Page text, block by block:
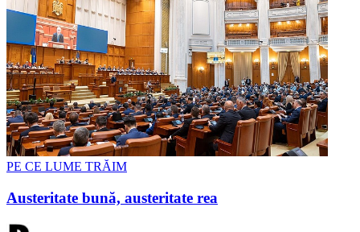
PE CE LUME TRĂIM
Austeritate bună, austeritate rea